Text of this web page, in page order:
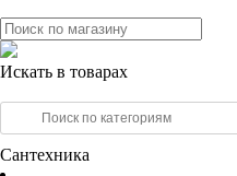
Искать в товарах
Сантехника